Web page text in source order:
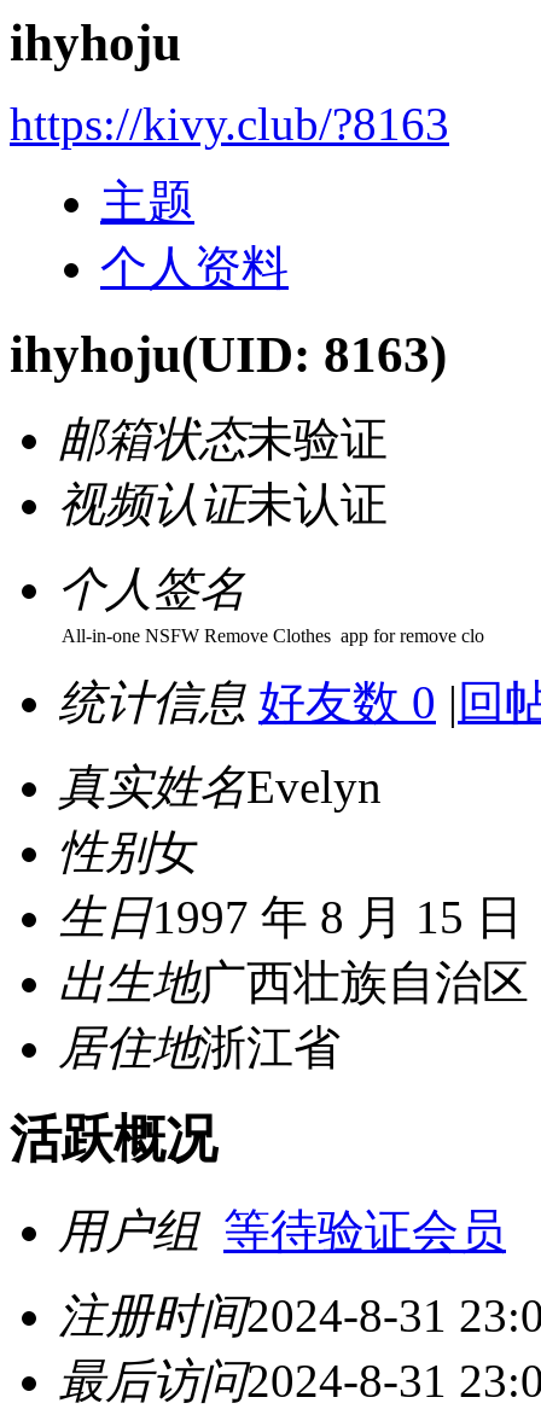
ihyhoju
https://kivy.club/?8163
主题
个人资料
ihyhoju(UID: 8163)
邮箱状态未验证
视频认证未认证
个人签名
All-in-one NSFW Remove Clothes app for remove clo
统计信息 好友数 0 | 回
真实姓名Evelyn
性别女
生日1997 年 8 月 15 日
出生地广西壮族自治区
居住地浙江省
活跃概况
用户组 等待验证会员
注册时间2024-8-31
最后访问2024-8-31